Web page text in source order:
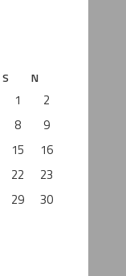
S N
1
2
8
9
15
16
22
23
29
30